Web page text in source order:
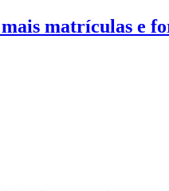
matrículas e